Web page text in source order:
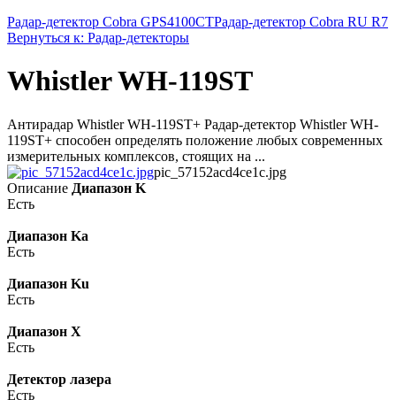
Радар-детектор Cobra GPS4100СТРадар-детектор Cobra RU R7
Вернуться к: Радар-детекторы
Whistler WH-119ST
Антирадар Whistler WH-119ST+ Радар-детектор Whistler WH-
119ST+ способен определять положение любых современных
измерительных комплексов, стоящих на ...
pic_57152acd4ce1c.jpg
Описание Диапазон K
Есть
Диапазон Ka
Есть
Диапазон Ku
Есть
Диапазон X
Есть
Детектор лазера
Есть